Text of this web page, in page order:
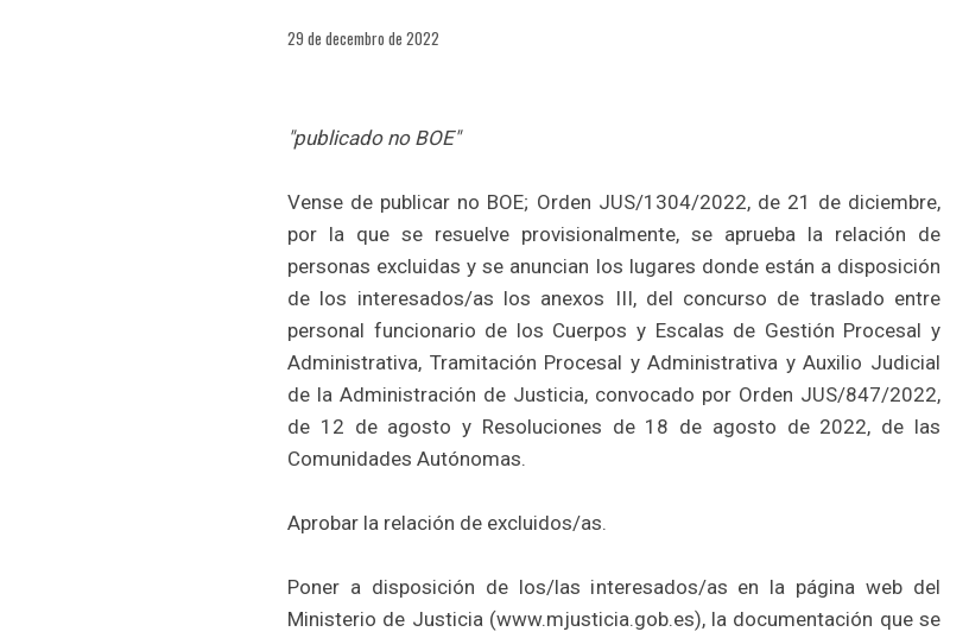
29 de decembro de 2022
"publicado no BOE"
Vense de publicar no BOE; Orden JUS/1304/2022, de 21 de diciembre,
por la que se resuelve provisionalmente, se aprueba la relación de
personas excluidas y se anuncian los lugares donde están a disposición
de los interesados/as los anexos III, del concurso de traslado entre
personal funcionario de los Cuerpos y Escalas de Gestión Procesal y
Administrativa, Tramitación Procesal y Administrativa y Auxilio Judicial
de la Administración de Justicia, convocado por Orden JUS/847/2022,
de 12 de agosto y Resoluciones de 18 de agosto de 2022, de las
Comunidades Autónomas.
Aprobar la relación de excluidos/as.
Poner a disposición de los/las interesados/as en la página web del
Ministerio de Justicia (www.mjusticia.gob.es), la documentación que se